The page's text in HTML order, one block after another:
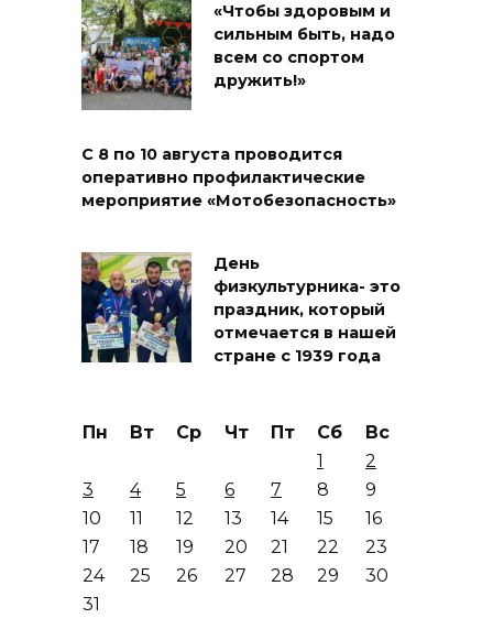
«Чтобы здоровым и
сильным быть, надо
всем со спортом
дружить!»
С 8 по 10 августа проводится
оперативно профилактические
мероприятие «Мотобезопасность»
День
физкультурника- это
праздник, который
отмечается в нашей
стране с 1939 года
Пн Вт Ср Чт Пт Сб
Вс
1
2
3
4 5 6 7 8
9
10
11 12 13 14 15
16
17
18 19 20 21 22
23
24
25 26 27 28 29
30
31